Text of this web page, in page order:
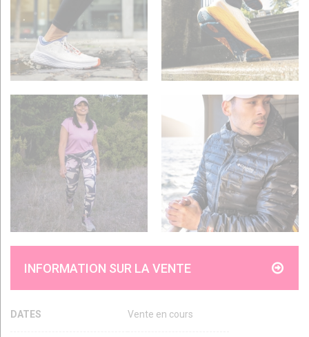
INFORMATION SUR LA VENTE
DATES Vente en cours